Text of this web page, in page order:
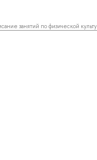
занятий по физической